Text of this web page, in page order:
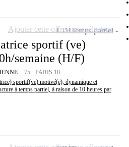
sportif (ve)
semaine (H/F)
- 75 - PARIS 18
sportif(ve) motivé(e), dynamique et
à temps partiel, à raison de 10 heures par
CDITemps partiel
Ajouter cette offre à ma sélection